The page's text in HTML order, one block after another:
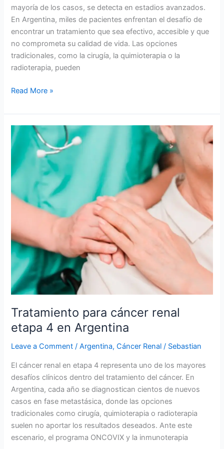
mayoría de los casos, se detecta en estadios avanzados.
En Argentina, miles de pacientes enfrentan el desafío de
encontrar un tratamiento que sea efectivo, accesible y que
no comprometa su calidad de vida. Las opciones
tradicionales, como la cirugía, la quimioterapia o la
radioterapia, pueden
Read More »
Tratamiento para cáncer renal
etapa 4 en Argentina
Leave a Comment /Argentina,Cáncer Renal / Sebastian
El cáncer renal en etapa 4 representa uno de los mayores
desafíos clínicos dentro del tratamiento del cáncer. En
Argentina, cada año se diagnostican cientos de nuevos
casos en fase metastásica, donde las opciones
tradicionales como cirugía, quimioterapia o radioterapia
suelen no aportar los resultados deseados. Ante este
escenario, el programa ONCOVIX y la inmunoterapia
Tratamiento
para
cáncer
renal
etapa
4
en